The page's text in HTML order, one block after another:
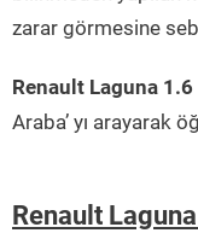
zarar görmesine
Renault Laguna 1.6
Araba’ yı arayarak
Renault